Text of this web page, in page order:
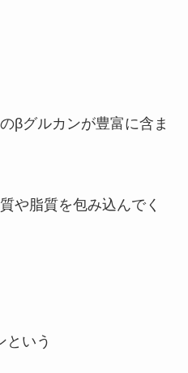
βグルカンが豊富に含ま
や脂質を包み込んでく
という